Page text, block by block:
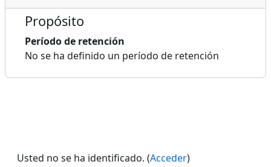
Propósito
Período de retención
No se ha definido un período de retención
Usted no se ha identificado. (Acceder)